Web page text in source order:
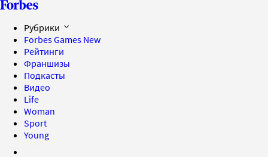
Рубрики
Forbes Games New
Рейтинги
Франшизы
Подкасты
Видео
Life
Woman
Sport
Young